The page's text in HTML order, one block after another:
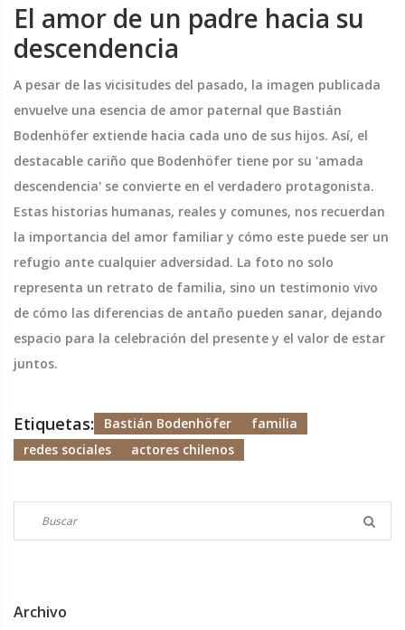
El amor de un padre hacia su
descendencia
A pesar de las vicisitudes del pasado, la imagen publicada
envuelve una esencia de amor paternal que Bastián
Bodenhöfer extiende hacia cada uno de sus hijos. Así, el
destacable cariño que Bodenhöfer tiene por su 'amada
descendencia' se convierte en el verdadero protagonista.
Estas historias humanas, reales y comunes, nos recuerdan
la importancia del amor familiar y cómo este puede ser un
refugio ante cualquier adversidad. La foto no solo
representa un retrato de familia, sino un testimonio vivo
de cómo las diferencias de antaño pueden sanar, dejando
espacio para la celebración del presente y el valor de estar
juntos.
Etiquetas: Bastián Bodenhöfer
familia
redes sociales
actores chilenos
Archivo